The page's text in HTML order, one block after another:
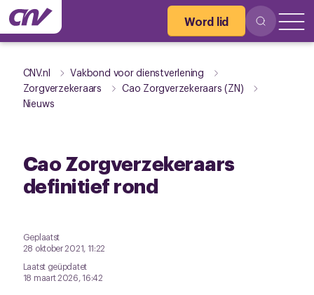
Word lid
CNV.nl
Vakbond voor dienstverlening
Zorgverzekeraars
Cao Zorgverzekeraars (ZN)
Nieuws
Cao Zorgverzekeraars
definitief rond
Geplaatst
28 oktober 2021, 11:22
Laatst geüpdatet
18 maart 2026, 16:42